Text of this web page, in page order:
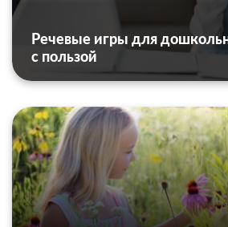
Речевые игры для
с пользой